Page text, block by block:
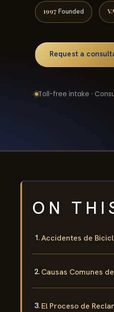
1997 Founded
Request a
Toll-free intake ·
ON
Accidentes de
Causas Comunes
El Proceso de